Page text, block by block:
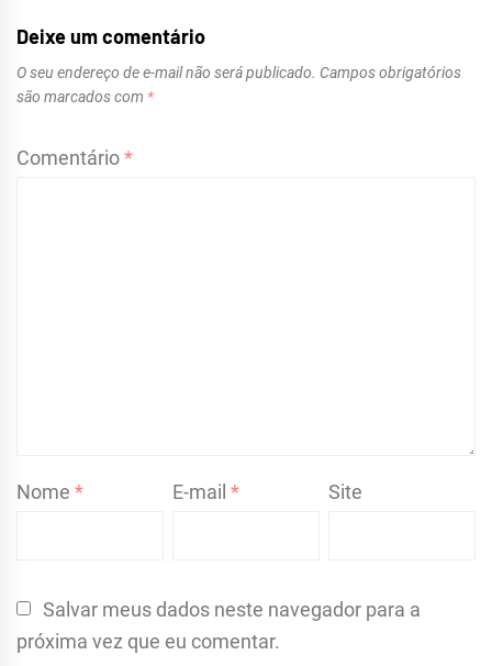
Post
Deixe um comentário
O seu endereço de e-mail não será publicado. Campos obrigatórios
são marcados com *
Comentário*
Nome * E-mail* Site
Salvar meus dados neste navegador para a
próxima vez que eu comentar.